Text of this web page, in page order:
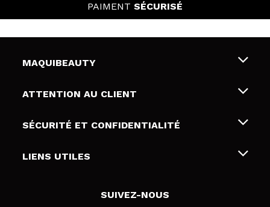
PAIMENT SÉCURISÉ
MAQUIBEAUTY
Qui sommes nous
Cartes-cadeaux
ATTENTION AU CLIENT
Livraison & retour
Modes de paiement
SÉCURITÉ ET CONFIDENTIALITÉ
Conditions et confidentialité
LIENS UTILES
SUIVEZ-NOUS